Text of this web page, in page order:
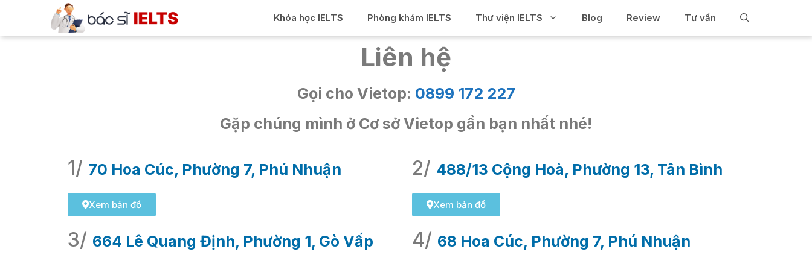
Khóa học IELTS Phòng khám IELTS Thư viện IELTS Blog Review Tư vấn
Liên hệ
Gọi cho Vietop: 0899 172 227
Gặp chúng mình ở Cơ sở Vietop gần bạn nhất nhé!
1/ 70 Hoa Cúc, Phường 7, Phú Nhuận
Xem bản đồ
2/ 488/13 Cộng Hoà, Phường 13, Tân Bình
Xem bản đồ
3/ 664 Lê Quang Định, Phường 1, Gò Vấp 4/ 68 Hoa Cúc, Phường 7, Phú Nhuận